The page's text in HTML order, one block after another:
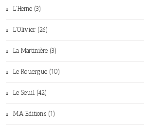
L'Herne (3)
L'Olivier (26)
La Martinière (3)
Le Rouergue (10)
Le Seuil (42)
MA Editions (1)